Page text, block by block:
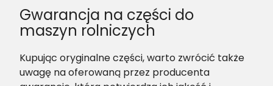
Gwarancja na części do
maszyn rolniczych
Kupując oryginalne części, warto zwrócić także
uwagę na oferowaną przez producenta